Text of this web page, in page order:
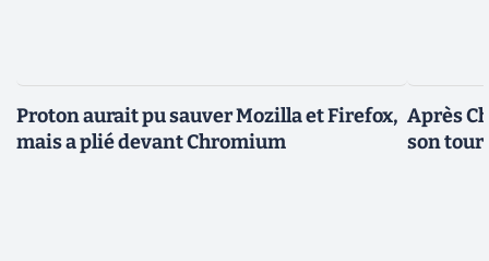
Proton aurait pu sauver Mozilla et Firefox,
mais a plié devant Chromium
Après
son tour